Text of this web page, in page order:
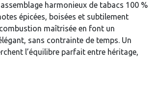
harmonieux de tabacs 100 %
épicées, boisées et subtilement
maîtrisée en font un
sans contrainte de temps. Un
l’équilibre parfait entre héritage,